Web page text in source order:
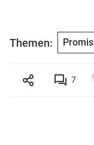
Themen: Promis
7